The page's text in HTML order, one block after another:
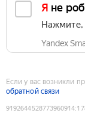
Я не
Нажмите,
Yandex
Если у вас возникли
обратной связи
9192644528773960914: